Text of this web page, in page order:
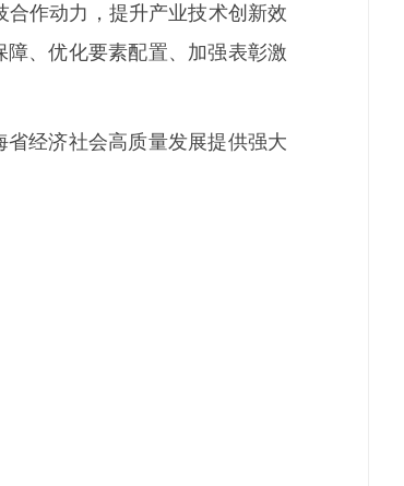
作动力，提升产业技术创新效
、优化要素配置、加强表彰激
经济社会高质量发展提供强大